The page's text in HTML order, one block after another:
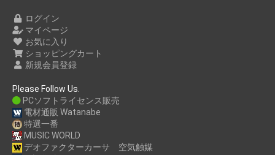
ログイン
マイページ
お気に入り
ショッピングカート
新規会員登録
Please Follow Us.
PCソフトライセンス販売
電材通販 Watanabe
特選一番
MUSIC WORLD
デオファクターカーサ 空気触媒